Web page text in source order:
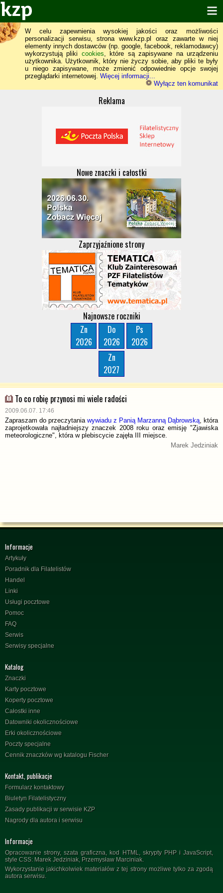
W celu zapewnienia wysokiej jakości oraz możliwości
personalizacji serwisu, strona www.kzp.pl oraz zawarte w niej
elementy innych dostawców (np. google, facebook, reklamodawcy)
wykorzystują pliki cookies, które są zapisywane na urządzeniu
użytkownika. Użytkownik, który nie życzy sobie, aby pliki te były
u niego zapisywane, może zmienić odpowiednie opcje swojej
przeglądarki internetowej. Więcej informacji...
Wyłącz ten komunikat
Reklama
Nowe znaczki i całostki
Zaprzyjaźnione strony
Najnowsze roczniki
Zn
2026
Do
2026
Ps
2026
Zn
2027
To co robię przynosi mi wiele radości
2009.06.07. 17:46
Zapraszam do przeczytania wywiadu z Panią Marzanną Dąbrowską, która
zaprojetkowała najładniejszy znaczek 2008 roku oraz emisję "Zjawiska
meteorologiczne", która w plebiscycie zajęła III miejsce.
Marek Jedziniak
Informacje
Artykuły
Poradnik dla Filatelistów
Handel
Linki
Usługi pocztowe
Pomoc
FAQ
Serwis
Serwisy specjalne
Katalog
Znaczki
Karty pocztowe
Koperty pocztowe
Całostki inne
Datowniki okolicznościowe
Erki okolicznościowe
Poczty specjalne
Cennik znaczków wg katalogu Fischer
Kontakt, publikacje
Formularz kontaktowy
Biuletyn Filatelistyczny
Zasady publikacji w serwisie KZP
Nagrody dla autora i serwisu
Informacje
Opracowanie strony, szata graficzna, kod HTML, skrypty PHP i JavaScript,
style CSS: Marek Jedziniak, Przemysław Marciniak.
Wykorzystanie jakichkolwiek materiałów z tej strony możliwe tylko za zgodą
autora serwisu.